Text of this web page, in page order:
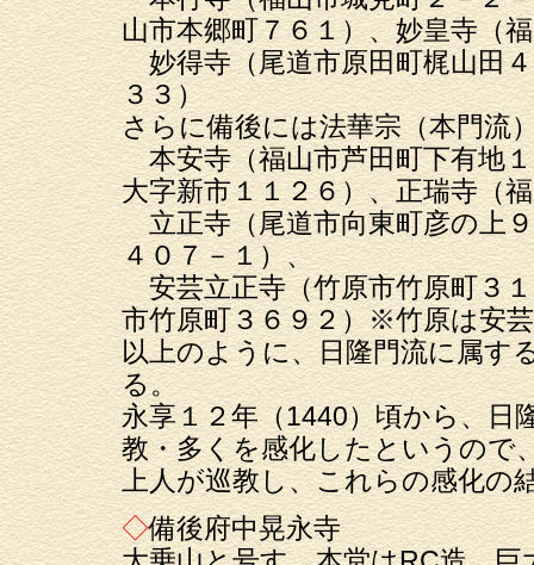
山市本郷町７６１）、妙皇寺（
妙得寺（尾道市原田町梶山田４
３３）
さらに備後には法華宗（本門流
本安寺（福山市芦田町下有地１
大字新市１１２６）、正瑞寺（
立正寺（尾道市向東町彦の上
４０７－１）、
安芸立正寺（竹原市竹原町３１
市竹原町３６９２）※竹原は安
以上のように、日隆門流に属す
る。
永享１２年（1440）頃から、日
教・多くを感化したというので
上人が巡教し、これらの感化の
◇備後府中晃永寺